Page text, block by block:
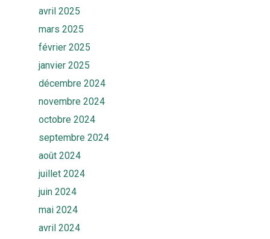
avril 2025
mars 2025
février 2025
janvier 2025
décembre 2024
novembre 2024
octobre 2024
septembre 2024
août 2024
juillet 2024
juin 2024
mai 2024
avril 2024